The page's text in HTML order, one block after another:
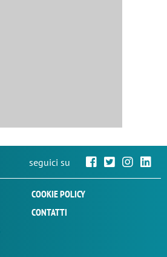
seguici su
COOKIE POLICY
CONTATTI